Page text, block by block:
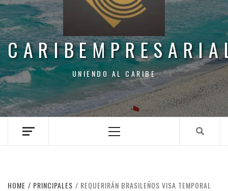
UNIENDO AL CARIBE
Menu
HOME PRINCIPALES
REQUERIRÁN BRASILEÑOS VISA TEMPORAL